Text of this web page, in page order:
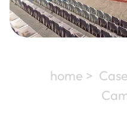
home >